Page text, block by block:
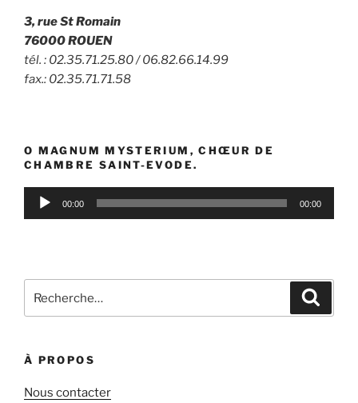
3, rue St Romain
76000 ROUEN
tél. : 02.35.71.25.80 / 06.82.66.14.99
fax.: 02.35.71.71.58
O MAGNUM MYSTERIUM, CHŒUR DE
CHAMBRE SAINT-EVODE.
Lecteur
00:00 00:00
À PROPOS
Nous contacter